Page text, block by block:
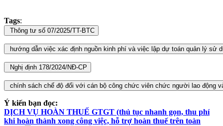
Tags:
Ý kiến bạn đọc:
DỊCH VỤ HOÀN THUẾ GTGT (thủ tục nhanh gọn, thu phí
khi hoàn thành xong công việc, hỗ trợ hoàn thuế trên toàn